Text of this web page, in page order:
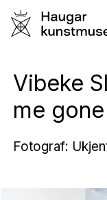
Vibeke
me gone
Fotograf: